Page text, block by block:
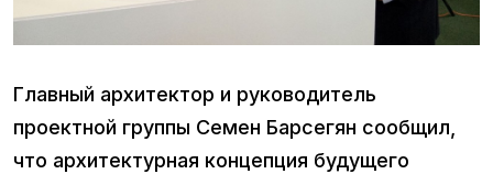
Главный архитектор и руководитель
проектной группы Семен Барсегян сообщил,
что архитектурная концепция будущего